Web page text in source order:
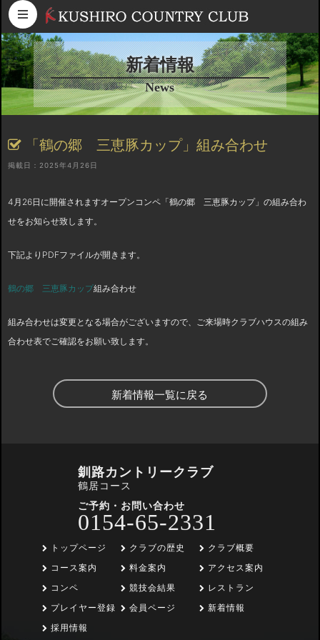
コンテンツへスキップ
新着情報
News
「鶴の郷 三恵豚カップ」組み合わせ
掲載日：2025年4月26日
4月26日に開催されますオープンコンペ「鶴の郷 三恵豚カップ」の組み合わ
せをお知らせ致します。
下記よりPDFファイルが開きます。
鶴の郷 三恵豚カップ組み合わせ
組み合わせは変更となる場合がございますので、ご来場時クラブハウスの組み
合わせ表でご確認をお願い致します。
新着情報一覧に戻る
釧路カントリークラブ
鶴居コース
ご予約・お問い合わせ
0154-65-2331
トップページ
コース案内
コンペ
プレイヤー登録
採用情報
クラブの歴史
料金案内
競技会結果
会員ページ
クラブ概要
アクセス案内
レストラン
新着情報